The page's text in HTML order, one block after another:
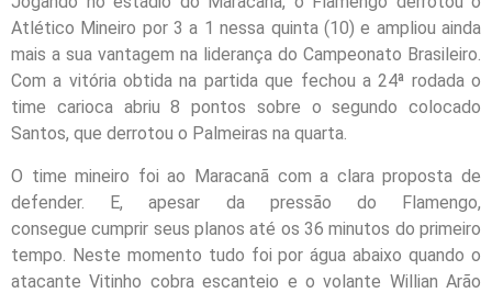
Atlético Mineiro por 3 a 1 nessa quinta (10) e ampliou ainda
mais a sua vantagem na liderança do Campeonato Brasileiro.
Com a vitória obtida na partida que fechou a 24ª rodada o
time carioca abriu 8 pontos sobre o segundo colocado
Santos, que derrotou o Palmeiras na quarta.
O time mineiro foi ao Maracanã com a clara proposta de
defender. E, apesar da pressão do Flamengo,
consegue cumprir seus planos até os 36 minutos do primeiro
tempo. Neste momento tudo foi por água abaixo quando o
atacante Vitinho cobra escanteio e o volante Willian Arão